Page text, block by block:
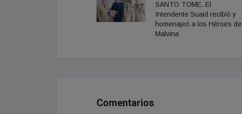
SANTO TOME. El
Intendente Suaid recibió y
homenajeó a los Héroes de
Malvina
Comentarios